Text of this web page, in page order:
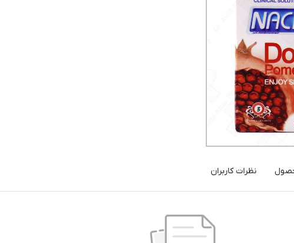
نظرات کاربران